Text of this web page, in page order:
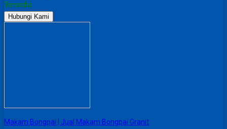
Tersedia
Hubungi Kami
Makam Bongpai | Jual Makam Bongpai Granit